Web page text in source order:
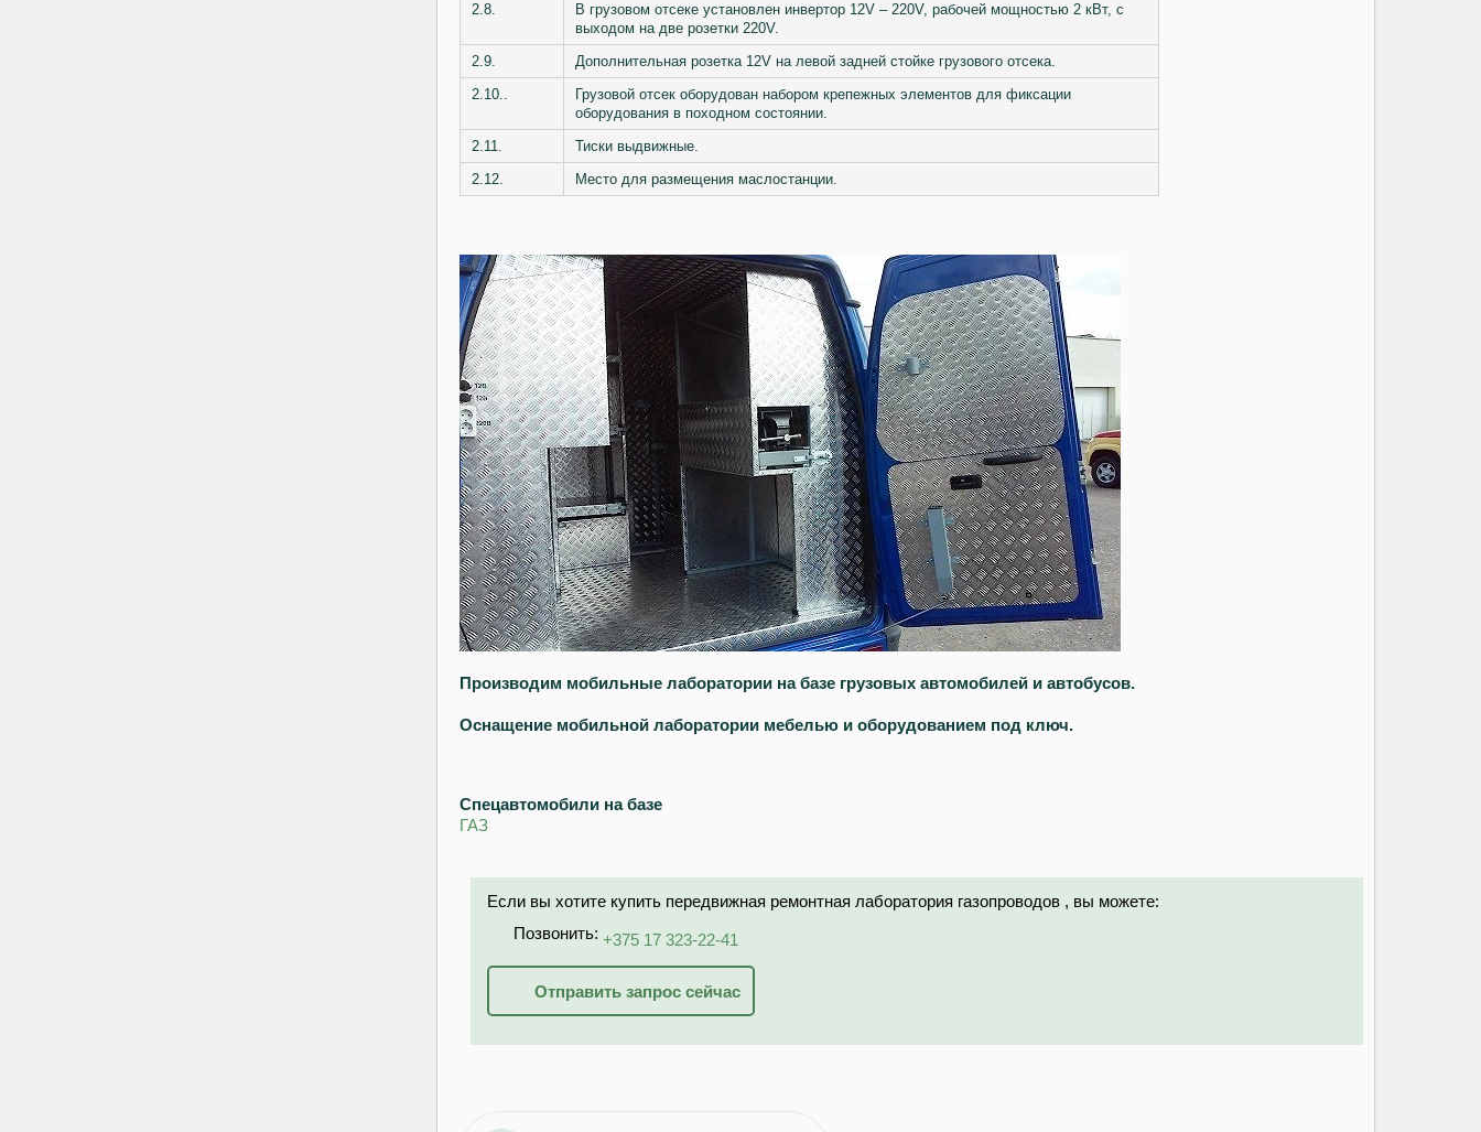
2.8.
В грузовом отсеке установлен инвертор 12V – 220V, рабочей мощностью 2 кВт, с
выходом на две розетки 220V.
2.9.
Дополнительная розетка 12V на левой задней стойке грузового отсека.
2.10..
Грузовой отсек оборудован набором крепежных элементов для фиксации
оборудования в походном состоянии.
2.11.
Тиски выдвижные.
2.12.
Место для размещения маслостанции.
Производим мобильные лаборатории на базе грузовых автомобилей и автобусов.
Оснащение мобильной лаборатории мебелью и оборудованием под ключ.
Спецавтомобили на базе
ГАЗ
Если вы хотите купить передвижная ремонтная лаборатория газопроводов , вы можете:
Позвонить: +375 17 323-22-41
Отправить запрос сейчас